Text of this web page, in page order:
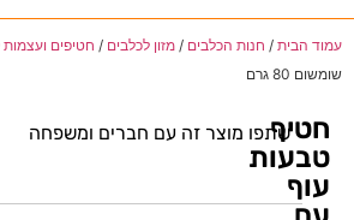
עמוד הבית / חנות הכלבים / מזון לכלבים / חטיפים
שומשום 80 גרם
חטיף
טבעות
עוף
שתפו מוצר זה עם חברים ומשפחה